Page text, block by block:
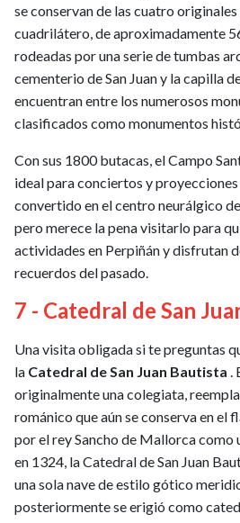
se conservan de las cuatro
cuadrilátero, de aproximadamente
rodeadas por una serie de tumbas
cementerio de San Juan y la capilla
encuentran entre los numerosos
clasificados como monumentos
Con sus 1800 butacas, el Campo
ideal para conciertos y proyecciones
convertido en el centro neurálgico de
pero merece la pena visitarlo para
actividades en Perpiñán y disfrutan
recuerdos del pasado.
7 - Catedral de San
Una visita obligada si te preguntas
la Catedral de San Juan Bautista
originalmente una colegiata,
románico que aún se conserva en el
por el rey Sancho de Mallorca como
en 1324, la Catedral de San Juan
una sola nave de estilo gótico
posteriormente se erigió como